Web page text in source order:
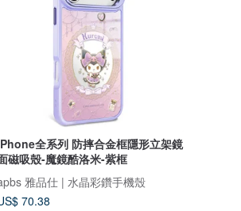
全系列 防摔合金框隱形立架鏡
磁吸殼-魔鏡酷洛米-紫框
雅品仕 | 水晶彩鑽手機殼
70.38